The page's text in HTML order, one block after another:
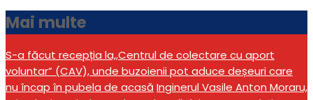
Mai multe
S-a făcut recepția la,,Centrul de colectare cu aport
voluntar” (CAV), unde buzoienii pot aduce deșeuri care
nu încap în pubela de acasă Inginerul Vasile Anton Moraru,